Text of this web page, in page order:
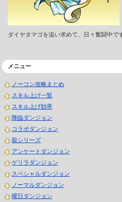
ダイヤタマゴを追い求めて、日々奮闘中で
メニュー
ノーコン攻略まとめ
スキル上げ一覧
スキル上げ効率
降臨ダンジョン
コラボダンジョン
龍シリーズ
アンケートダンジョン
ゲリラダンジョン
スペシャルダンジョン
ノーマルダンジョン
曜日ダンジョン